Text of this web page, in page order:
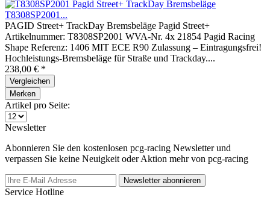
Pagid Street+ TrackDay Bremsbeläge
T8308SP2001...
PAGID Street+ TrackDay Bremsbeläge Pagid Street+
Artikelnummer: T8308SP2001 WVA-Nr. 4x 21854 Pagid Racing
Shape Referenz: 1406 MIT ECE R90 Zulassung – Eintragungsfrei!
Hochleistungs-Bremsbeläge für Straße und Trackday....
238,00 € *
Vergleichen
Merken
Artikel pro Seite:
Newsletter
Abonnieren Sie den kostenlosen pcg-racing Newsletter und
verpassen Sie keine Neuigkeit oder Aktion mehr von pcg-racing
Newsletter abonnieren
Service Hotline